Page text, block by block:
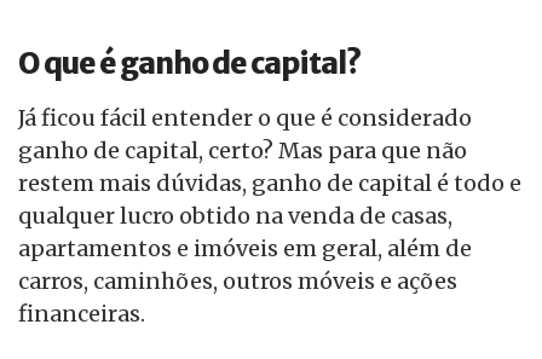
O que é ganho de capital?
Já ficou fácil entender o que é considerado
ganho de capital, certo? Mas para que não
restem mais dúvidas, ganho de capital é todo e
qualquer lucro obtido na venda de casas,
apartamentos e imóveis em geral, além de
carros, caminhões, outros móveis e ações
financeiras.